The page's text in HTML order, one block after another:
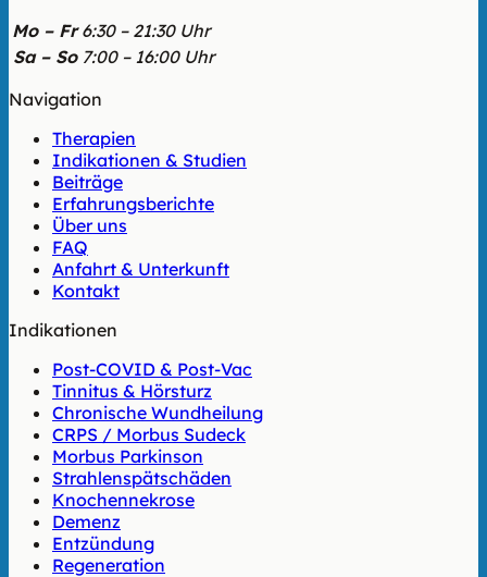
Mo – Fr 6:30 – 21:30 Uhr
Sa – So 7:00 – 16:00 Uhr
Navigation
Therapien
Indikationen & Studien
Beiträge
Erfahrungsberichte
Über uns
FAQ
Anfahrt & Unterkunft
Kontakt
Indikationen
Post-COVID & Post-Vac
Tinnitus & Hörsturz
Chronische Wundheilung
CRPS / Morbus Sudeck
Morbus Parkinson
Strahlenspätschäden
Knochennekrose
Demenz
Entzündung
Regeneration